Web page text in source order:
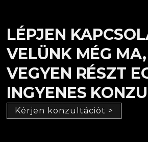
LÉPJEN
VELÜNK MÉG MA,
VEGYEN RÉSZT
INGYENES
Kérjen konzultációt >